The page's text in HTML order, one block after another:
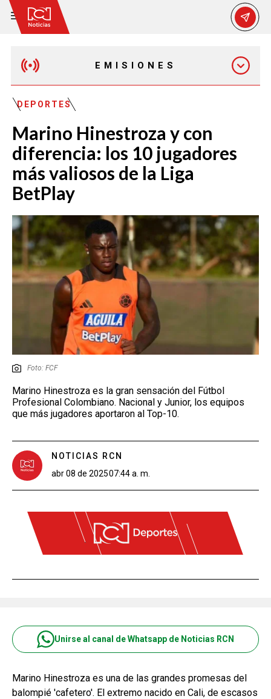
EMISIONES
EMISIÓN 7:00 PM
DEPORTES
Marino Hinestroza y con
diferencia: los 10 jugadores
más valiosos de la Liga
BetPlay
Foto: FCF
Marino Hinestroza es la gran sensación del Fútbol
Profesional Colombiano. Nacional y Junior, los equipos
que más jugadores aportaron al Top-10.
NOTICIAS RCN
abr 08 de 202507:44 a. m.
Unirse al canal de Whatsapp de Noticias RCN
Marino Hinestroza es una de las grandes promesas del
balompié 'cafetero'. El extremo nacido en Cali, de escasos